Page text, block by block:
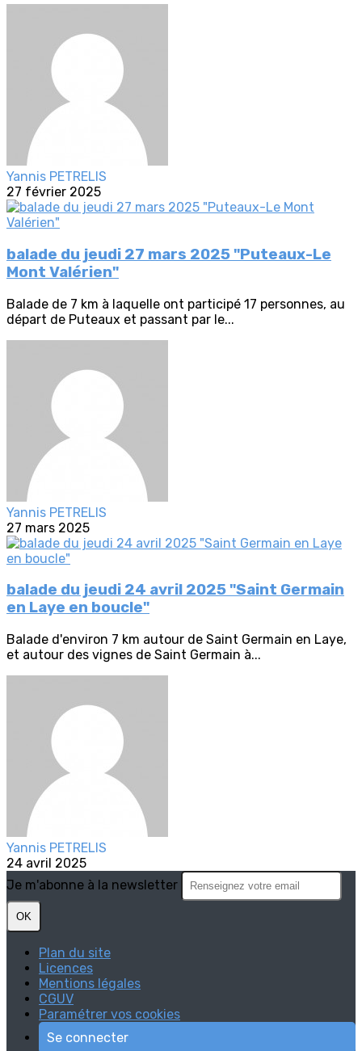
Yannis PETRELIS
27 février 2025
balade du jeudi 27 mars 2025 "Puteaux-Le
Mont Valérien"
Balade de 7 km à laquelle ont participé 17 personnes, au
départ de Puteaux et passant par le...
Yannis PETRELIS
27 mars 2025
balade du jeudi 24 avril 2025 "Saint Germain
en Laye en boucle"
Balade d'environ 7 km autour de Saint Germain en Laye,
et autour des vignes de Saint Germain à...
Yannis PETRELIS
24 avril 2025
Je m'abonne à la newsletter
OK
Plan du site
Licences
Mentions légales
CGUV
Paramétrer vos cookies
Se connecter